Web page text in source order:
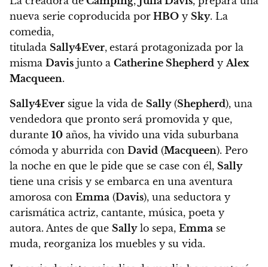
nueva serie coproducida por HBO y Sky. La
comedia,
titulada Sally4Ever, estará protagonizada por la
misma Davis junto a Catherine Shepherd yAlex
Macqueen.
Sally4Ever sigue la vida de Sally(Shepherd), una
vendedora que pronto será promovida y que,
durante 10 años, ha vivido una vida suburbana
cómoda y aburrida con David (Macqueen). Pero
la noche en que le pide que se case con él, Sally
tiene una crisis y se embarca en una aventura
amorosa con Emma (Davis), una seductora y
carismática actriz, cantante, música, poeta y
autora. Antes de que Sallylo sepa, Emma se
muda, reorganiza los muebles y su vida.